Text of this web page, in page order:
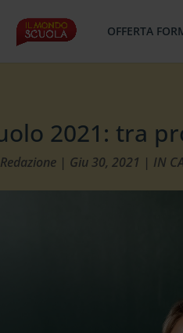
OFFERTA
2021: tra
Redazione| Giu 30, 2021 | IN